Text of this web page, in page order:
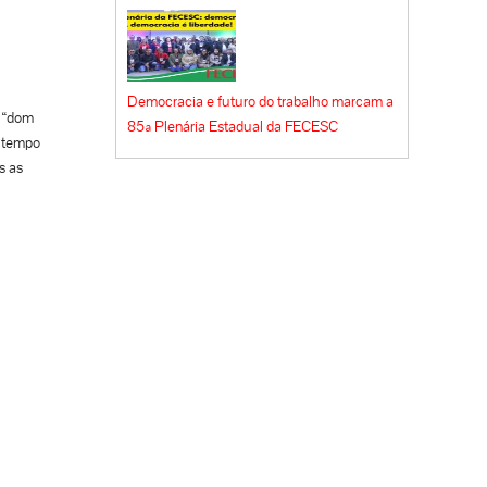
as
Democracia e futuro do trabalho marcam a
85ª Plenária Estadual da FECESC